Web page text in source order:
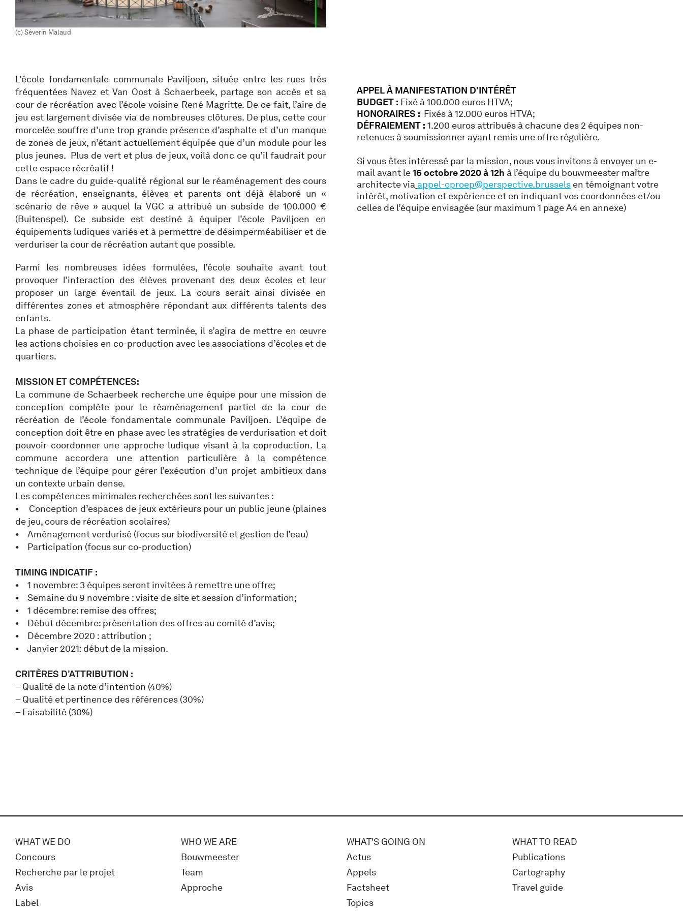
(c) Séverin Malaud
L’école fondamentale communale Paviljoen, située entre les rues très
fréquentées Navez et Van Oost à Schaerbeek, partage son accès et sa
cour de récréation avec l’école voisine René Magritte. De ce fait, l’aire de
jeu est largement divisée via de nombreuses clôtures. De plus, cette cour
morcelée souffre d’une trop grande présence d’asphalte et d’un manque
de zones de jeux, n’étant actuellement équipée que d’un module pour les
plus jeunes. Plus de vert et plus de jeux, voilà donc ce qu’il faudrait pour
cette espace récréatif !
Dans le cadre du guide-qualité régional sur le réaménagement des cours
de récréation, enseignants, élèves et parents ont déjà élaboré un «
scénario de rêve » auquel la VGC a attribué un subside de 100.000 €
(Buitenspel). Ce subside est destiné à équiper l’école Paviljoen en
équipements ludiques variés et à permettre de désimperméabiliser et de
verduriser la cour de récréation autant que possible.
Parmi les nombreuses idées formulées, l’école souhaite avant tout
provoquer l’interaction des élèves provenant des deux écoles et leur
proposer un large éventail de jeux. La cours serait ainsi divisée en
différentes zones et atmosphère répondant aux différents talents des
enfants.
La phase de participation étant terminée, il s’agira de mettre en œuvre
les actions choisies en co-production avec les associations d’écoles et de
quartiers.
MISSION ET COMPÉTENCES:
La commune de Schaerbeek recherche une équipe pour une mission de
conception complète pour le réaménagement partiel de la cour de
récréation de l’école fondamentale communale Paviljoen. L’équipe de
conception doit être en phase avec les stratégies de verdurisation et doit
pouvoir coordonner une approche ludique visant à la coproduction. La
commune accordera une attention particulière à la compétence
technique de l’équipe pour gérer l’exécution d’un projet ambitieux dans
un contexte urbain dense.
Les compétences minimales recherchées sont les suivantes :
• Conception d’espaces de jeux extérieurs pour un public jeune (plaines
de jeu, cours de récréation scolaires)
• Aménagement verdurisé (focus sur biodiversité et gestion de l’eau)
• Participation (focus sur co-production)
TIMING INDICATIF :
• 1 novembre: 3 équipes seront invitées à remettre une offre;
• Semaine du 9 novembre : visite de site et session d’information;
• 1 décembre: remise des offres;
• Début décembre: présentation des offres au comité d’avis;
• Décembre 2020 : attribution ;
• Janvier 2021: début de la mission.
CRITÈRES D’ATTRIBUTION :
– Qualité de la note d’intention (40%)
– Qualité et pertinence des références (30%)
– Faisabilité (30%)
APPEL À MANIFESTATION D’INTÉRÊT
BUDGET : Fixé à 100.000 euros HTVA;
HONORAIRES : Fixés à 12.000 euros HTVA;
DÉFRAIEMENT : 1.200 euros attribués à chacune des 2 équipes non-
retenues à soumissionner ayant remis une offre régulière.
Si vous êtes intéressé par la mission, nous vous invitons à envoyer un e-
mail avant le16 octobre 2020 à 12h à l’équipe du bouwmeester maître
architecte via appel-oproep@perspective.brussels en témoignant votre
intérêt, motivation et expérience et en indiquant vos coordonnées et/ou
celles de l’équipe envisagée (sur maximum 1 page A4 en annexe)
WHAT WE DO
Concours
Recherche par le projet
Avis
Label
WHO WE ARE
Bouwmeester
Team
Approche
WHAT'S GOING ON
Actus
Appels
Factsheet
Topics
WHAT TO READ
Publications
Cartography
Travel guide